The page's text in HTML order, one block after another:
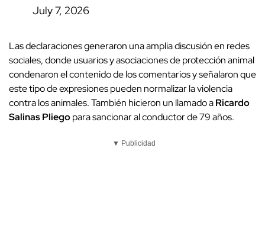
July 7, 2026
Las declaraciones generaron una amplia discusión en redes
sociales, donde usuarios y asociaciones de protección animal
condenaron el contenido de los comentarios y señalaron que
este tipo de expresiones pueden normalizar la violencia
contra los animales. También hicieron un llamado aRicardo
Salinas Pliegopara sancionar al conductor de 79 años.
▼ Publicidad